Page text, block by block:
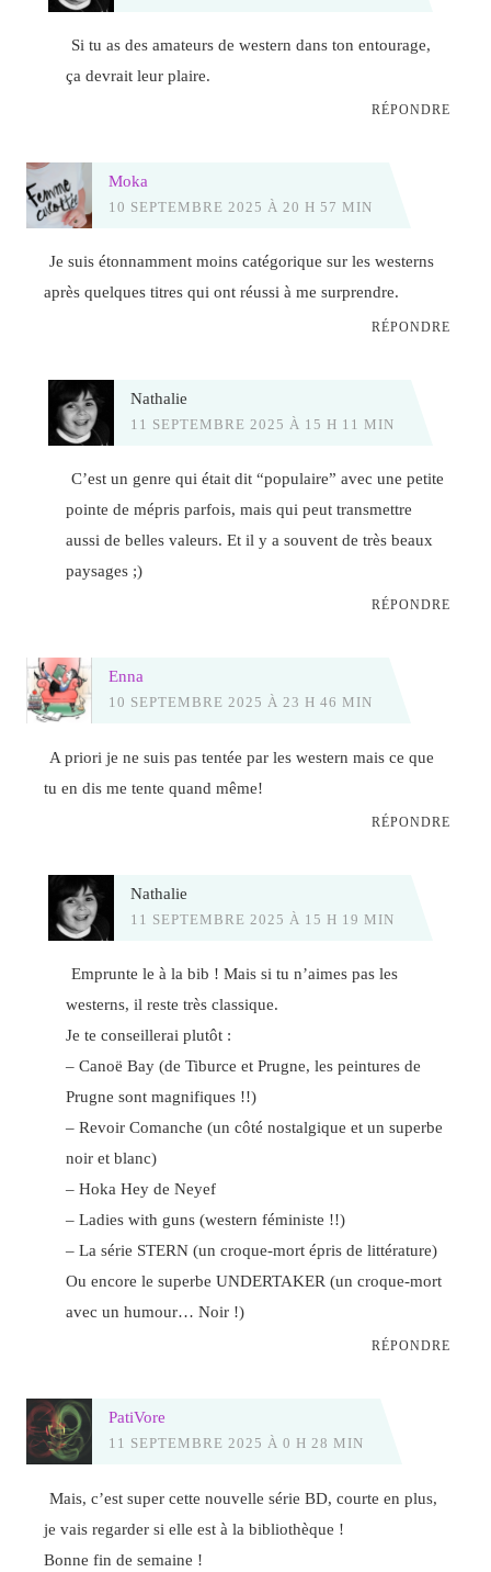
Si tu as des amateurs de western dans ton entourage,
ça devrait leur plaire.
RÉPONDRE
Moka
10 SEPTEMBRE 2025 À 20 H 57 MIN
Je suis étonnamment moins catégorique sur les westerns
après quelques titres qui ont réussi à me surprendre.
RÉPONDRE
Nathalie
11 SEPTEMBRE 2025 À 15 H 11 MIN
C’est un genre qui était dit “populaire” avec une petite
pointe de mépris parfois, mais qui peut transmettre
aussi de belles valeurs. Et il y a souvent de très beaux
paysages ;)
RÉPONDRE
Enna
10 SEPTEMBRE 2025 À 23 H 46 MIN
A priori je ne suis pas tentée par les western mais ce que
tu en dis me tente quand même!
RÉPONDRE
Nathalie
11 SEPTEMBRE 2025 À 15 H 19 MIN
Emprunte le à la bib ! Mais si tu n’aimes pas les
westerns, il reste très classique.
Je te conseillerai plutôt :
– Canoë Bay (de Tiburce et Prugne, les peintures de
Prugne sont magnifiques !!)
– Revoir Comanche (un côté nostalgique et un superbe
noir et blanc)
– Hoka Hey de Neyef
– Ladies with guns (western féministe !!)
– La série STERN (un croque-mort épris de littérature)
Ou encore le superbe UNDERTAKER (un croque-mort
avec un humour… Noir !)
RÉPONDRE
PatiVore
11 SEPTEMBRE 2025 À 0 H 28 MIN
Mais, c’est super cette nouvelle série BD, courte en plus,
je vais regarder si elle est à la bibliothèque !
Bonne fin de semaine !